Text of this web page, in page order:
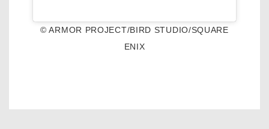
© ARMOR PROJECT/BIRD STUDIO/SQUARE
ENIX